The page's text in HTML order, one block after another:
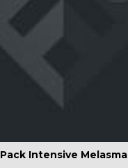
Pack Intensive Melasma